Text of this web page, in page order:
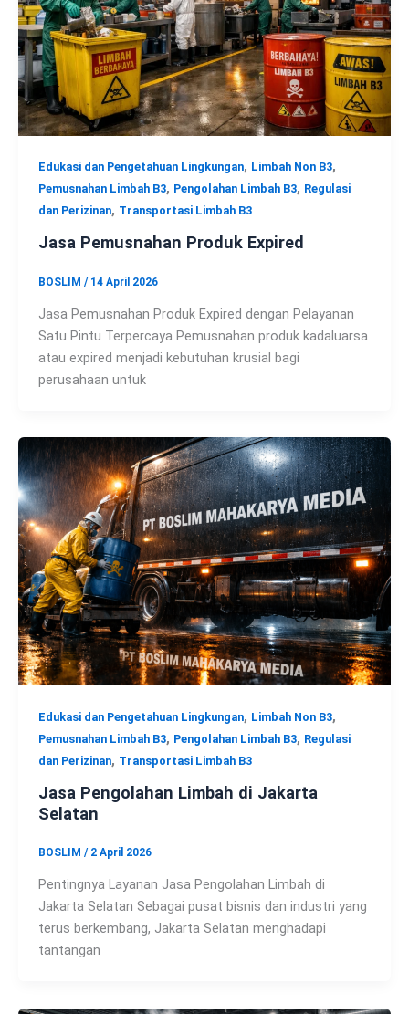
Edukasi dan Pengetahuan Lingkungan, Limbah Non B3,
Pemusnahan Limbah B3, Pengolahan Limbah B3, Regulasi
dan Perizinan, Transportasi Limbah B3
Jasa Pemusnahan Produk Expired
BOSLIM / 14 April 2026
Jasa Pemusnahan Produk Expired dengan Pelayanan
Satu Pintu Terpercaya Pemusnahan produk kadaluarsa
atau expired menjadi kebutuhan krusial bagi
perusahaan untuk
Edukasi dan Pengetahuan Lingkungan, Limbah Non B3,
Pemusnahan Limbah B3, Pengolahan Limbah B3, Regulasi
dan Perizinan, Transportasi Limbah B3
Jasa Pengolahan Limbah di Jakarta
Selatan
BOSLIM / 2 April 2026
Pentingnya Layanan Jasa Pengolahan Limbah di
Jakarta Selatan Sebagai pusat bisnis dan industri yang
terus berkembang, Jakarta Selatan menghadapi
tantangan